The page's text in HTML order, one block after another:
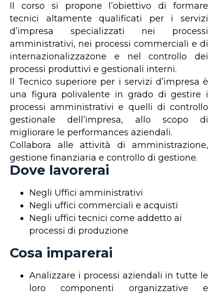
Il corso si propone l’obiettivo di formare
tecnici altamente qualificati per i servizi
d’impresa specializzati nei processi
amministrativi, nei processi commerciali e di
internazionalizzazone e nel controllo dei
processi produttivi e gestionali interni.
Il Tecnico superiore per i servizi d’impresa è
una figura polivalente in grado di gestire i
processi amministrativi e quelli di controllo
gestionale dell’impresa, allo scopo di
migliorare le performances aziendali.
Collabora alle attività di amministrazione,
gestione finanziaria e controllo di gestione.
Dove lavorerai
Negli Uffici amministrativi
Negli uffici commerciali e acquisti
Negli uffici tecnici come addetto ai
processi di produzione
Cosa imparerai
Analizzare i processi aziendali in tutte le
loro componenti organizzative e